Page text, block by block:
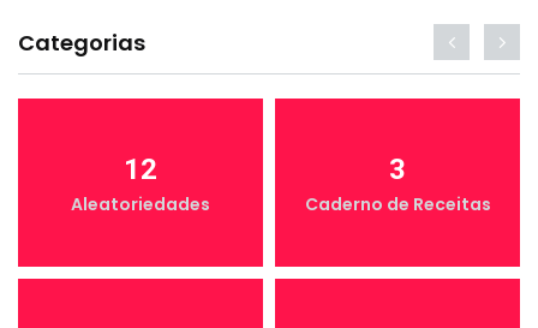
Categorias
12
Aleatoriedades
3
Caderno de Receitas